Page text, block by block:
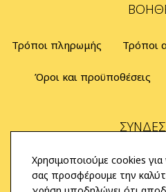
Τρόποι πληρωμής Τρόποι
Όροι και προϋποθέσεις
Αρχική Καλάθι
Χρησιμοποιούμε cookies για
σας προσφέρουμε την